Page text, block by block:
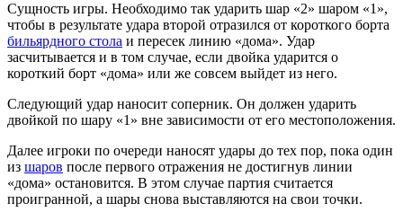
Сущность игры. Необходимо так ударить шар «2» шаром «1»,
чтобы в результате удара второй отразился от короткого борта
бильярдного стола и пересек линию «дома». Удар
засчитывается и в том случае, если двойка ударится о
короткий борт «дома» или же совсем выйдет из него.
Следующий удар наносит соперник. Он должен ударить
двойкой по шару «1» вне зависимости от его местоположения.
Далее игроки по очереди наносят удары до тех пор, пока один
из шаров после первого отражения не достигнув линии
«дома» остановится. В этом случае партия считается
проигранной, а шары снова выставляются на свои точки.